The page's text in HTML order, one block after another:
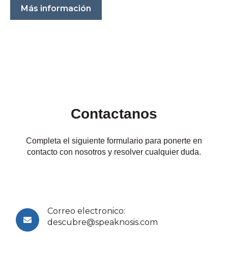
Más información
Contactanos
Completa el siguiente formulario para ponerte en
contacto con nosotros y resolver cualquier duda.
Correo electronico:
descubre@speaknosis.com